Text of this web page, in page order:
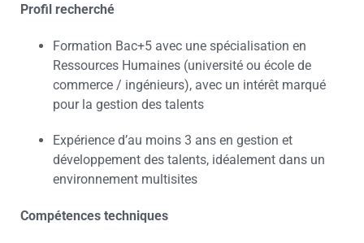
Profil recherché
Formation Bac+5 avec une spécialisation en
Ressources Humaines (université ou école de
commerce / ingénieurs), avec un intérêt marqué
pour la gestion des talents
Expérience d’au moins 3 ans en gestion et
développement des talents, idéalement dans un
environnement multisites
Compétences techniques